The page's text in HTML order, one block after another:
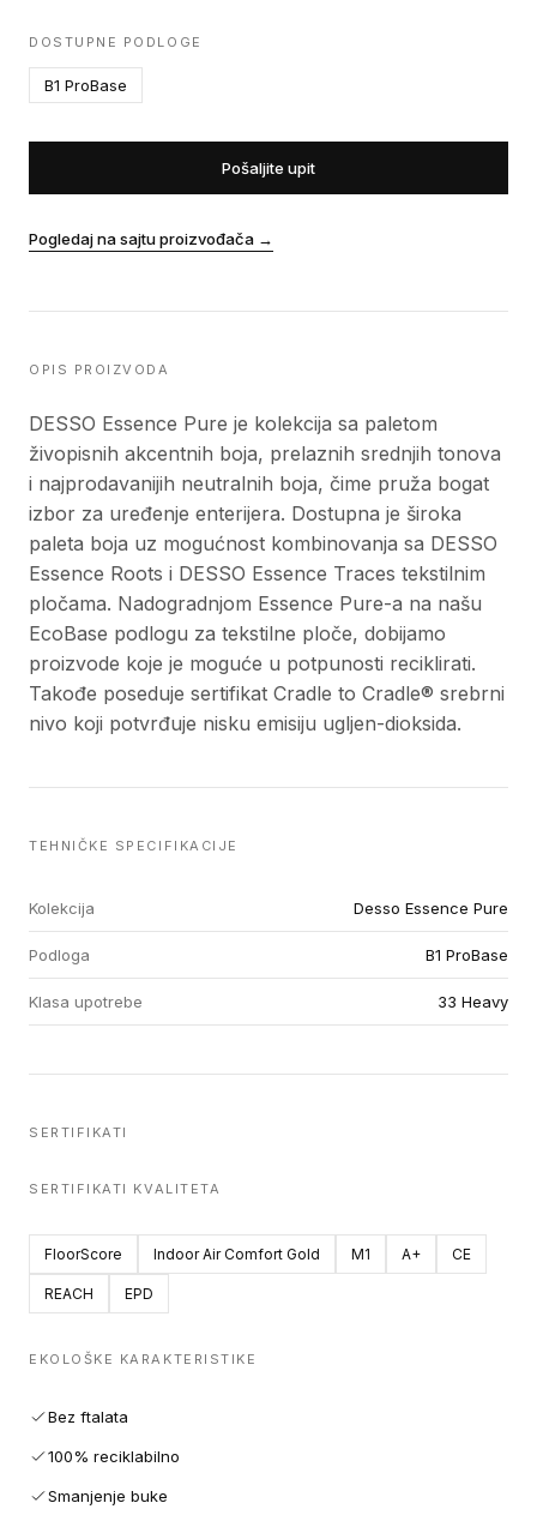
DOSTUPNE PODLOGE
B1 ProBase
Pošaljite upit
Pogledaj na sajtu proizvođača →
OPIS PROIZVODA
DESSO Essence Pure je kolekcija sa paletom
živopisnih akcentnih boja, prelaznih srednjih tonova
i najprodavanijih neutralnih boja, čime pruža bogat
izbor za uređenje enterijera. Dostupna je široka
paleta boja uz mogućnost kombinovanja sa DESSO
Essence Roots i DESSO Essence Traces tekstilnim
pločama. Nadogradnjom Essence Pure-a na našu
EcoBase podlogu za tekstilne ploče, dobijamo
proizvode koje je moguće u potpunosti reciklirati.
Takođe poseduje sertifikat Cradle to Cradle® srebrni
nivo koji potvrđuje nisku emisiju ugljen-dioksida.
TEHNIČKE SPECIFIKACIJE
Kolekcija Desso Essence Pure
Podloga B1 ProBase
Klasa upotrebe 33 Heavy
SERTIFIKATI
SERTIFIKATI KVALITETA
FloorScore Indoor Air Comfort Gold M1 A+ CE
REACH EPD
EKOLOŠKE KARAKTERISTIKE
Bez ftalata
100% reciklabilno
Smanjenje buke